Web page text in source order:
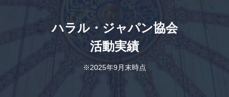
ハラル・ジャパン協会
活動実績
※2025年9月末時点